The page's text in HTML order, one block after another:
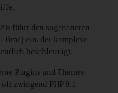
8 führt den sogenannten
ein, der komplexe
beschleunigt.
Plugins und Themes
zwingend PHP 8.1